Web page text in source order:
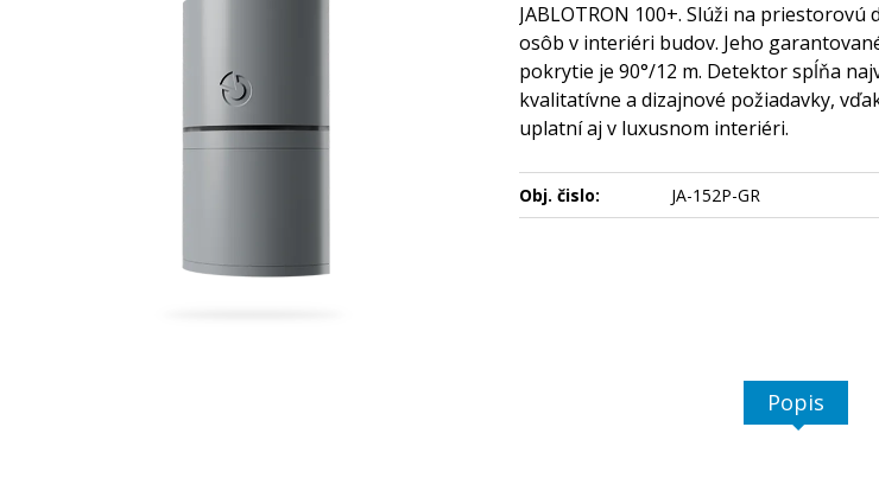
JABLOTRON 100+. Slúži na priestorovú
osôb v interiéri budov. Jeho
pokrytie je 90°/12 m. Detektor spĺňa
kvalitatívne a dizajnové požiadavky,
uplatní aj v luxusnom interiéri.
Obj. čislo: JA-152P-GR
Popis